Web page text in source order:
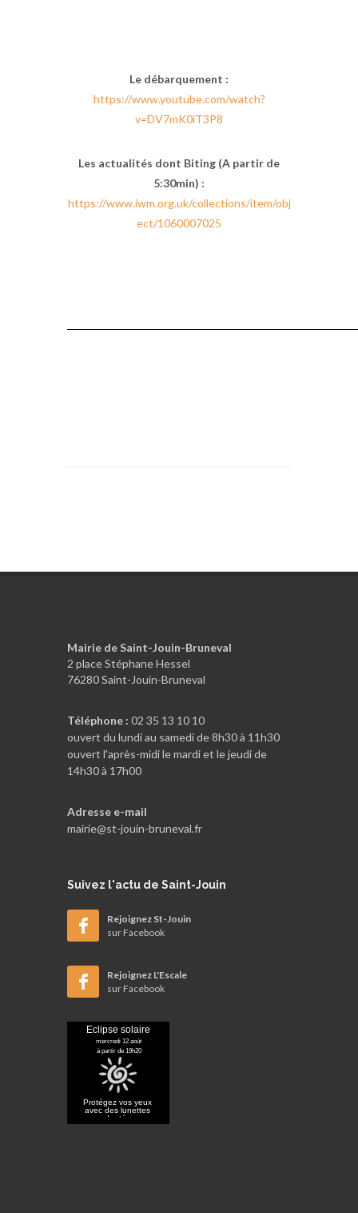
Le débarquement :
https://www.youtube.com/watch?
v=DV7mK0iT3P8
Les actualités dont Biting (A partir de
5:30min) :
https://www.iwm.org.uk/collections/item/obj
ect/1060007025
Mairie de Saint-Jouin-Bruneval
2 place Stéphane Hessel
76280 Saint-Jouin-Bruneval
Téléphone : 02 35 13 10 10
ouvert du lundi au samedi de 8h30 à 11h30
ouvert l'après-midi le mardi et le jeudi de
14h30 à 17h00
Adresse e-mail
mairie@st-jouin-bruneval.fr
Suivez l'actu de Saint-Jouin
Rejoignez St-Jouin
sur Facebook
Rejoignez L'Escale
sur Facebook